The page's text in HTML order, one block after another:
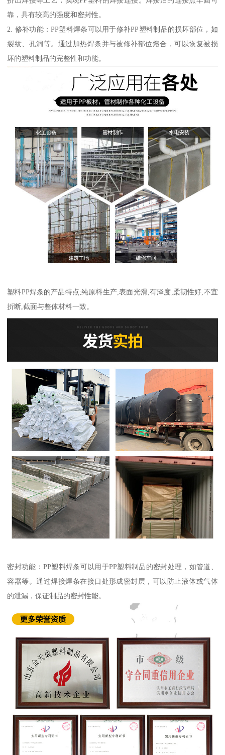
靠，具有较高的强度和密封性。
2. 修补功能：PP塑料焊条可以用于修补PP塑料制品的损坏部位，如
裂纹、孔洞等。通过加热焊条并与被修补部位熔合，可以恢复被损
坏的塑料制品的完整性和功能。
塑料PP焊条的产品特点;纯原料生产,表面光滑,有泽度,柔韧性好,不宜
折断,截面与整体材料一致。
密封功能：PP塑料焊条可以用于PP塑料制品的密封处理，如管道、
容器等。通过焊接焊条在接口处形成密封层，可以防止液体或气体
的泄漏，保证制品的密封性能。